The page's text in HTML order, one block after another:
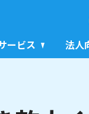
ービス 法人